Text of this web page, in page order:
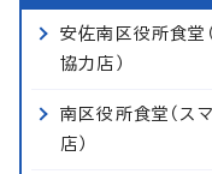
安佐南区役所食堂
協力店）
南区役所食堂（ス
店）